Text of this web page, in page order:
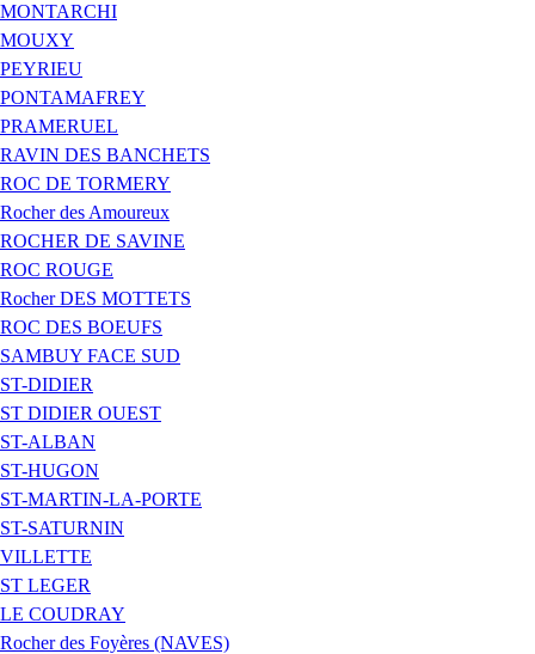
MONTARCHI
MOUXY
PEYRIEU
PONTAMAFREY
PRAMERUEL
RAVIN DES BANCHETS
ROC DE TORMERY
Rocher des Amoureux
ROCHER DE SAVINE
ROC ROUGE
Rocher DES MOTTETS
ROC DES BOEUFS
SAMBUY FACE SUD
ST-DIDIER
ST DIDIER OUEST
ST-ALBAN
ST-HUGON
ST-MARTIN-LA-PORTE
ST-SATURNIN
VILLETTE
ST LEGER
LE COUDRAY
Rocher des Foyères (NAVES)